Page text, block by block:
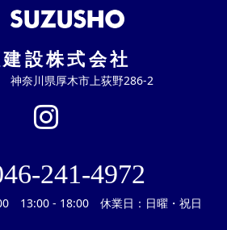
設株式会社
神奈川県厚木市上荻野286-2
241-4972
13:00 - 18:00 休業日：日曜・祝日